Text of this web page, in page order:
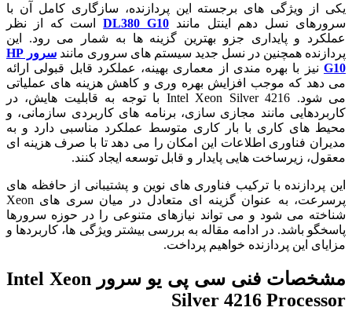
یکی از ویژگی های برجسته این پردازنده، سازگاری کامل آن با
سرورهای نسل دهم اینتل مانند DL380 G10است که از نظر
عملکرد و پایداری جزو بهترین گزینه ها به شمار می رود. این
پردازنده همچنین در نسل جدید سیستم های سروری مانند
سرور HP
G10 نیز با بهره مندی از معماری بهینه، عملکرد قابل قبولی ارائه
می دهد که موجب افزایش بهره وری و کاهش هزینه های عملیاتی
می شود. Intel Xeon Silver 4216 با توجه به قابلیت هایش، در
کاربردهایی مانند مجازی سازی، برنامه های کاربردی سازمانی، و
محیط های کاری با بار کاری متوسط عملکرد مناسبی دارد و به
مدیران فناوری اطلاعات این امکان را می دهد تا با صرف هزینه ای
معقول، زیرساخت هایی پایدار و قابل توسعه ایجاد کنند.
این پردازنده با ترکیب فناوری های نوین و پشتیبانی از حافظه های
پرسرعت، به عنوان گزینه ای متعادل در میان سری های Xeon
شناخته می شود و می تواند نیازهای متنوعی را در حوزه سرورها
پاسخگو باشد. در ادامه مقاله به بررسی بیشتر ویژگی ها، کاربردها و
مزایای این پردازنده خواهیم پرداخت.
مشخصات فنی سی پی یو سرور Intel Xeon
Silver 4216 Processor